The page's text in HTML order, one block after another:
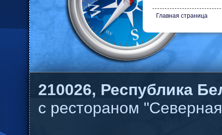
Главная страница
210026, Республика
с рестораном